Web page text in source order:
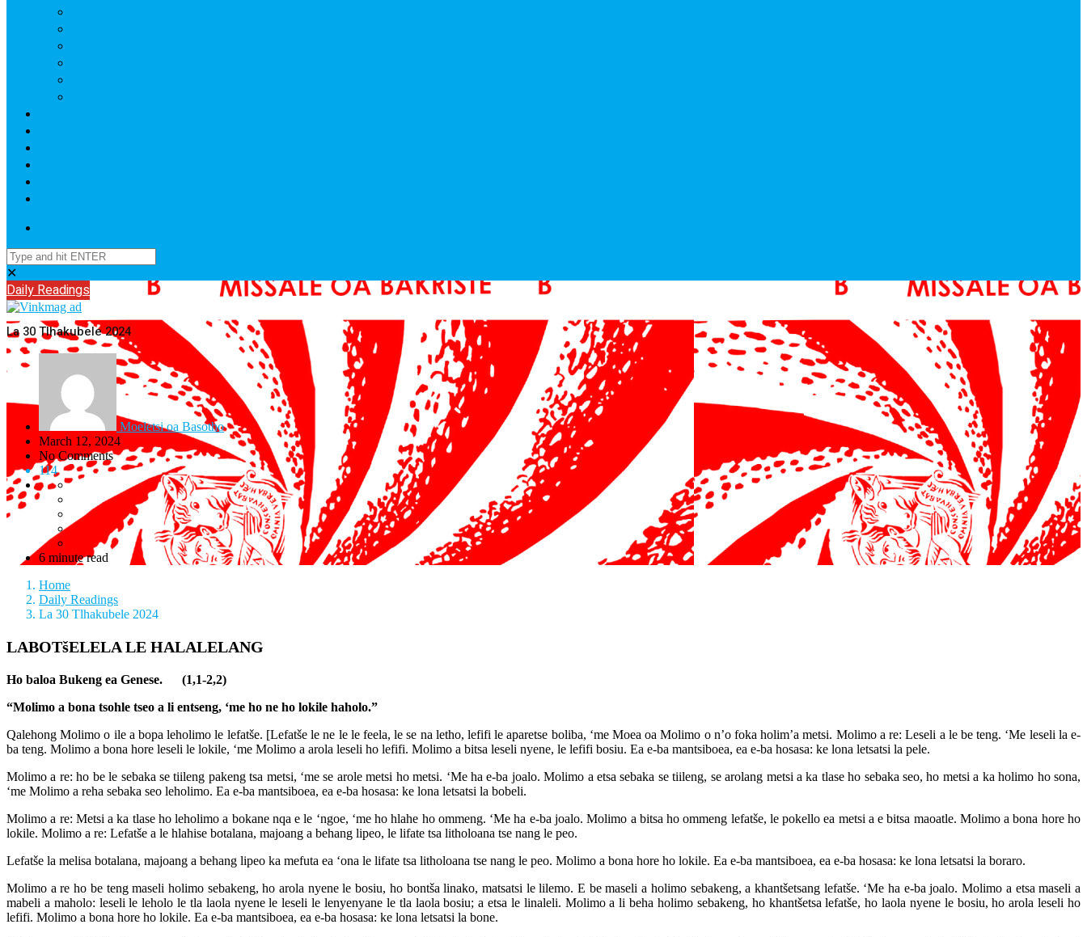
✕
Daily Readings
La 30 Tlhakubele 2024
Moeletsi oa Basotho
March 12, 2024
No Comments
114
6 minute read
Home
Daily Readings
La 30 Tlhakubele 2024
LABOTšELELA LE HALALELANG
Ho baloa Bukeng ea Genese. (1,1-2,2)
“Molimo a bona tsohle tseo a li entseng, ‘me ho ne ho lokile haholo.”
Qalehong Molimo o ile a bopa leholimo le lefatše. [Lefatše le ne le le feela, le se na letho, lefifi le aparetse boliba, ‘me Moea oa Molimo o n’o foka holim’a metsi. Molimo a re: Leseli a le be teng. ‘Me leseli la e-
ba teng. Molimo a bona hore leseli le lokile, ‘me Molimo a arola leseli ho lefifi. Molimo a bitsa leseli nyene, le lefifi bosiu. Ea e-ba mantsiboea, ea e-ba hosasa: ke lona letsatsi la pele.
Molimo a re: ho be le sebaka se tiileng pakeng tsa metsi, ‘me se arole metsi ho metsi. ‘Me ha e-ba joalo. Molimo a etsa sebaka se tiileng, se arolang metsi a ka tlase ho sebaka seo, ho metsi a ka holimo ho sona,
‘me Molimo a reha sebaka seo leholimo. Ea e-ba mantsiboea, ea e-ba hosasa: ke lona letsatsi la bobeli.
Molimo a re: Metsi a ka tlase ho leholimo a bokane nqa e le ‘ngoe, ‘me ho hlahe ho ommeng. ‘Me ha e-ba joalo. Molimo a bitsa ho ommeng lefatše, le pokello ea metsi a e bitsa maoatle. Molimo a bona hore ho
lokile. Molimo a re: Lefatše a le hlahise botalana, majoang a behang lipeo, le lifate tsa litholoana tse nang le peo.
Lefatše la melisa botalana, majoang a behang lipeo ka mefuta ea ‘ona le lifate tsa litholoana tse nang le peo. Molimo a bona hore ho lokile. Ea e-ba mantsiboea, ea e-ba hosasa: ke lona letsatsi la boraro.
Molimo a re ho be teng maseli holimo sebakeng, ho arola nyene le bosiu, ho bontša linako, matsatsi le lilemo. E be maseli a holimo sebakeng, a khantšetsang lefatše. ‘Me ha e-ba joalo. Molimo a etsa maseli a
mabeli a maholo: leseli le leholo le tla laola nyene le leseli le lenyenyane le tla laola bosiu; a etsa le linaleli. Molimo a li beha holimo sebakeng, ho khantšetsa lefatše, ho laola nyene le bosiu, ho arola leseli ho
lefifi. Molimo a bona hore ho lokile. Ea e-ba mantsiboea, ea e-ba hosasa: ke lona letsatsi la bone.